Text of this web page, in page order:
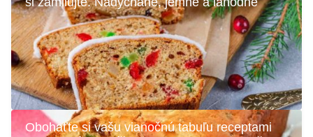
Obohaťte si vašu vianočnú tabuľu receptami